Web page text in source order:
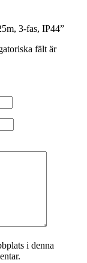
3-fas, IP44”
fält är
i denna